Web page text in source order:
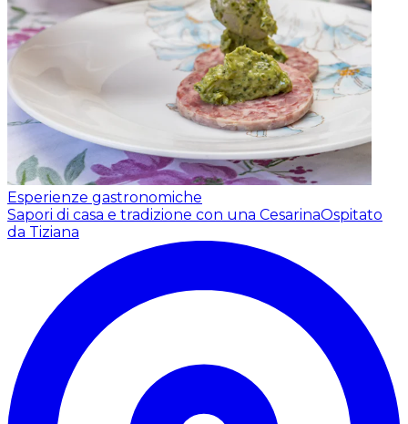
Esperienze gastronomiche
Sapori di casa e tradizione con una CesarinaOspitato
da Tiziana